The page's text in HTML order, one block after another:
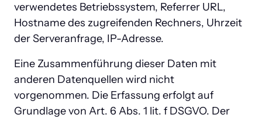
verwendetes Betriebssystem, Referrer URL,
Hostname des zugreifenden Rechners, Uhrzeit
der Serveranfrage, IP-Adresse.
Eine Zusammenführung dieser Daten mit
anderen Datenquellen wird nicht
vorgenommen. Die Erfassung erfolgt auf
Grundlage von Art. 6 Abs. 1 lit. f DSGVO. Der